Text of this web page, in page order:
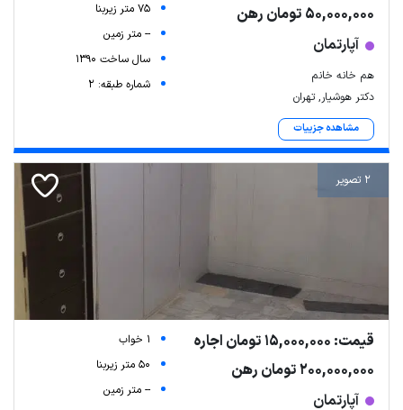
50,000,000 تومان رهن
آپارتمان
هم خانه خانم
دکتر هوشیار, تهران
مشاهده جزییات
75 متر زیربنا
-- متر زمین
سال ساخت 1390
شماره طبقه: 2
2 تصویر
قیمت: 15,000,000 تومان اجاره
200,000,000 تومان رهن
آپارتمان
1 خواب
50 متر زیربنا
-- متر زمین